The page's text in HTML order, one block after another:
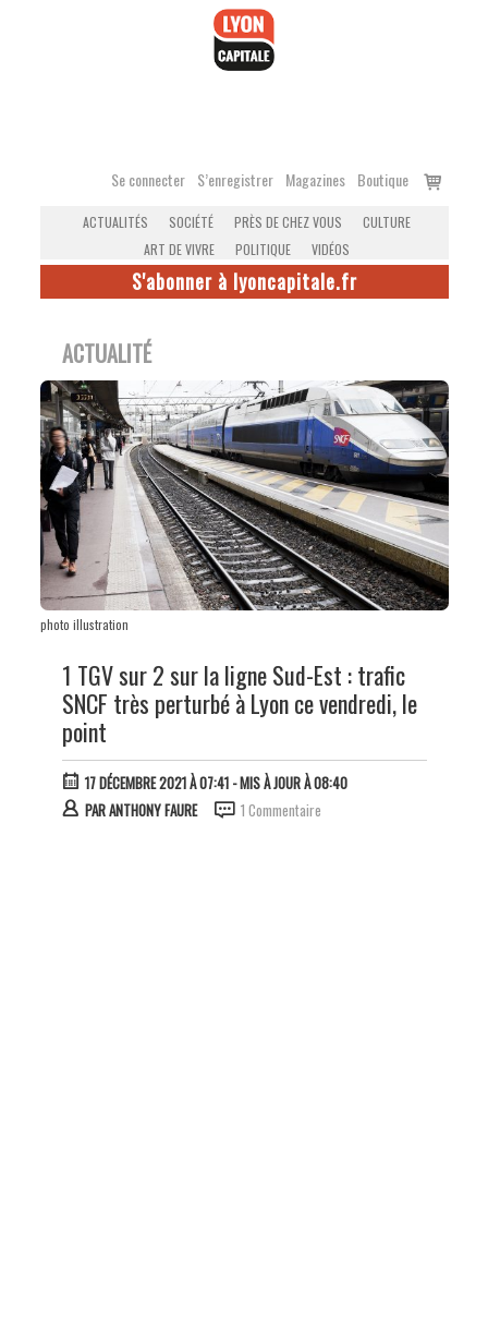
Se connecter S’enregistrer Magazines Boutique
Voir
ACTUALITÉS SOCIÉTÉ PRÈS DE CHEZ VOUS
CULTURE
ART DE VIVRE
POLITIQUE VIDÉOS
S'abonner à lyoncapitale.fr
ACTUALITÉ
photo illustration
1 TGV sur 2 sur la ligne Sud-Est : trafic
SNCF très perturbé à Lyon ce vendredi, le
point
17 DÉCEMBRE 2021 À 07:41- MIS À JOUR À 08:40
PARANTHONY FAURE 1 Commentaire